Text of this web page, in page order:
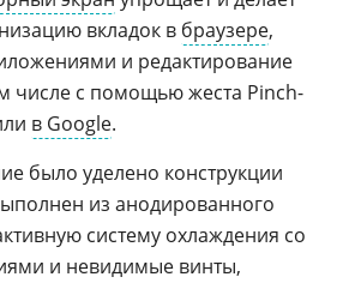
вкладок в браузере,
и редактирование
числе с помощью жеста Pinch-
в Google.
было уделено конструкции
из анодированного
систему охлаждения со
и невидимые винты,